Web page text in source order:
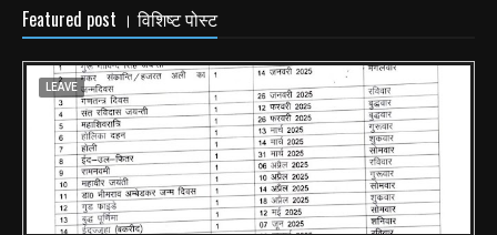
Featured post । विशिष्ट पोस्ट
LEAVE